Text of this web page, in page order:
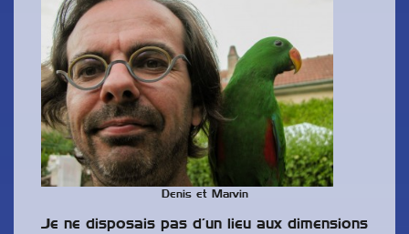
Denis et Marvin
Je ne disposais pas d’un lieu aux dimensions